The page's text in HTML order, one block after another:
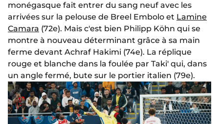
monégasque fait entrer du sang neuf avec les
arrivées sur la pelouse de Breel Embolo et Lamine
Camara (72e). Mais c'est bien Philipp Köhn qui se
montre à nouveau déterminant grâce à sa main
ferme devant Achraf Hakimi (74e). La réplique
rouge et blanche dans la foulée par Taki' qui, dans
un angle fermé, bute sur le portier italien (79e).